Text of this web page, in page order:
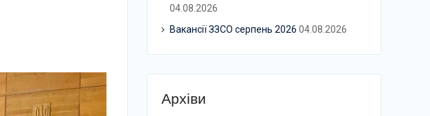
04.08.2026
Вакансії ЗЗСО серпень 2026 04.08.2026
Архіви